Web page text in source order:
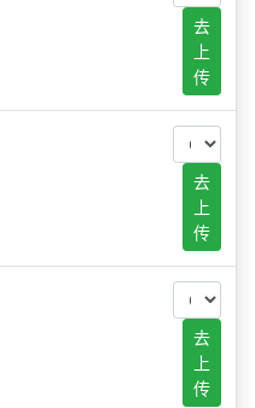
去
上
传
去
上
传
去
上
传